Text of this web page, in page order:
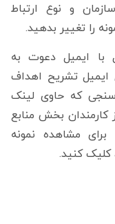
و نوع ارتباط
را تغییر بدهید.
با ایمیل دعوت به
تشریح اهداف
که حاوی لینک
بخش منابع
برای مشاهده نمونه
کلیک کنید.